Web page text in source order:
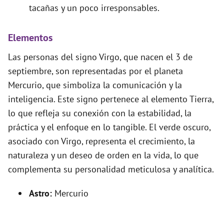
tacañas y un poco irresponsables.
Elementos
Las personas del signo Virgo, que nacen el 3 de
septiembre, son representadas por el planeta
Mercurio, que simboliza la comunicación y la
inteligencia. Este signo pertenece al elemento Tierra,
lo que refleja su conexión con la estabilidad, la
práctica y el enfoque en lo tangible. El verde oscuro,
asociado con Virgo, representa el crecimiento, la
naturaleza y un deseo de orden en la vida, lo que
complementa su personalidad meticulosa y analítica.
Astro: Mercurio